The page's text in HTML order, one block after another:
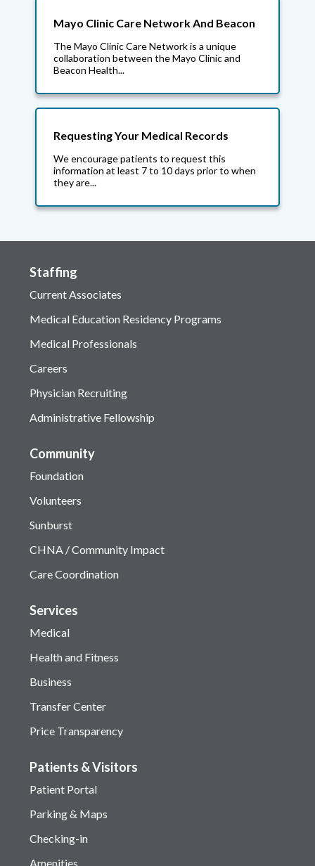
Mayo Clinic Care Network And Beacon
The Mayo Clinic Care Network is a unique
collaboration between the Mayo Clinic and
Beacon Health...
Requesting Your Medical Records
We encourage patients to request this
information at least 7 to 10 days prior to when
they are...
Staffing
Current Associates
Medical Education Residency Programs
Medical Professionals
Careers
Physician Recruiting
Administrative Fellowship
Community
Foundation
Volunteers
Sunburst
CHNA / Community Impact
Care Coordination
Services
Medical
Health and Fitness
Business
Transfer Center
Price Transparency
Patients & Visitors
Patient Portal
Parking & Maps
Checking-in
Amenities